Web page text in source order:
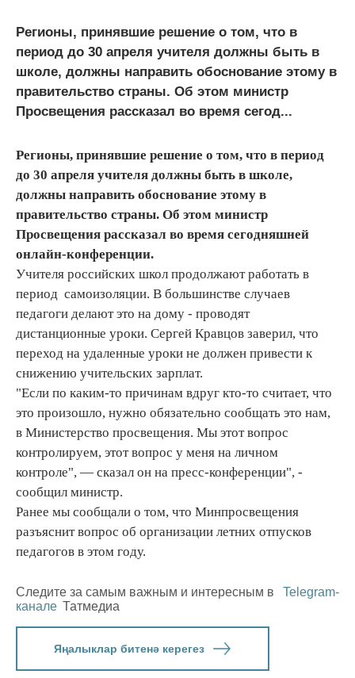
Регионы, принявшие решение о том, что в
период до 30 апреля учителя должны быть в
школе, должны направить обоснование этому в
правительство страны. Об этом министр
Просвещения рассказал во время сегод...
Регионы, принявшие решение о том, что в период
до 30 апреля учителя должны быть в школе,
должны направить обоснование этому в
правительство страны. Об этом министр
Просвещения рассказал во время сегодняшней
онлайн-конференции.
Учителя российских школ продолжают работать в
период самоизоляции. В большинстве случаев
педагоги делают это на дому - проводят
дистанционные уроки. Сергей Кравцов заверил, что
переход на удаленные уроки не должен привести к
снижению учительских зарплат.
"Если по каким-то причинам вдруг кто-то считает, что
это произошло, нужно обязательно сообщать это нам,
в Министерство просвещения. Мы этот вопрос
контролируем, этот вопрос у меня на личном
контроле", — сказал он на пресс-конференции", -
сообщил министр.
Ранее мы сообщали о том, что Минпросвещения
разъяснит вопрос об организации летних отпусков
педагогов в этом году.
Следите за самым важным и интересным в
Telegram-
канале Татмедиа
Яңалыклар битенә керегез